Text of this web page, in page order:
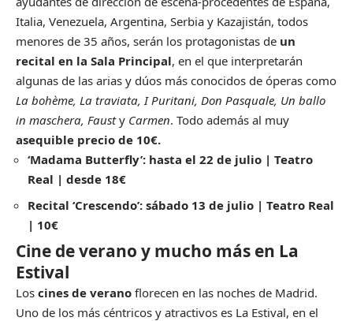
Italia, Venezuela, Argentina, Serbia y Kazajistán, todos
menores de 35 años, serán los protagonistas de un
recital en la Sala Principal, en el que interpretarán
algunas de las arias y dúos más conocidos de óperas como
La bohème, La traviata, I Puritani, Don Pasquale, Un ballo
in maschera, Fausty Carmen. Todo además al muy
asequible precio de 10€.
‘Madama Butterfly’: hasta el 22 de julio | Teatro
Real | desde 18€
Recital ‘Crescendo’: sábado 13 de julio | Teatro Real
| 10€
Cine de verano y mucho más en La
Estival
Los cines de verano florecen en las noches de Madrid.
Uno de los más céntricos y atractivos es La Estival, en el